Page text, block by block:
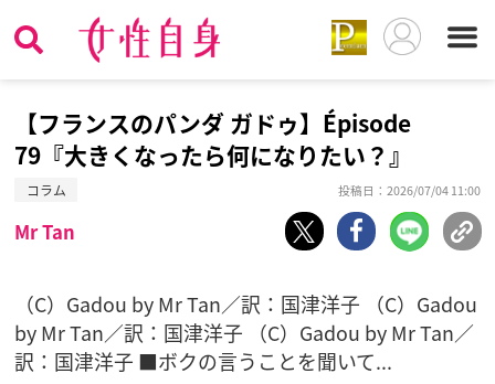
【フランスのパンダ ガドゥ】Épisode
79『大きくなったら何になりたい？』
コラム 投稿日：2026/07/04 11:00
Mr Tan
（C）Gadou by Mr Tan／訳：国津洋子 （C）Gadou
by Mr Tan／訳：国津洋子 （C）Gadou by Mr Tan／
訳：国津洋子 ■ボクの言うことを聞いて...